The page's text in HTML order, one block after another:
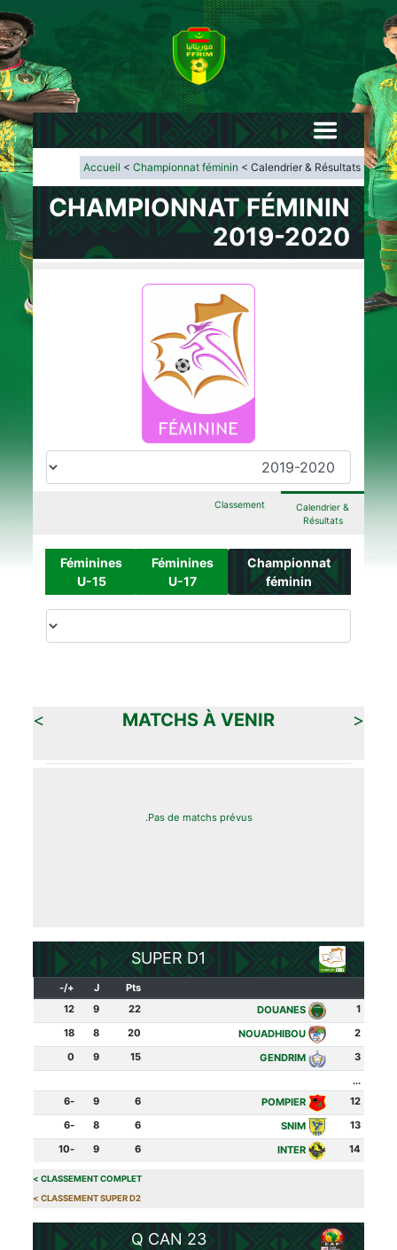
Accueil < Championnat féminin < Calendrier & Résultats
CHAMPIONNAT FÉMININ
2019-2020
Calendrier &
Résultats
Classement
Championnat
féminin
Féminines
U-17
Féminines
U-15
<
MATCHS À VENIR
>
Pas de matchs prévus.
SUPER D1
Pts
J
+/-
1
DOUANES
22
9
12
2
NOUADHIBOU
20
8
18
3
GENDRIM
15
9
0
...
12
POMPIER
6
9
-6
13
SNIM
6
8
-6
14
INTER
6
9
-10
CLASSEMENT COMPLET
>
CLASSEMENT SUPER D2
>
Q CAN 23